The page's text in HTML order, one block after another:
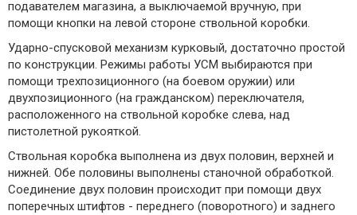
подавателем магазина, а выключаемой вручную, при
помощи кнопки на левой стороне ствольной коробки.
Ударно-спусковой механизм курковый, достаточно простой
по конструкции. Режимы работы УСМ выбираются при
помощи трехпозиционного (на боевом оружии) или
двухпозиционного (на гражданском) переключателя,
расположенного на ствольной коробке слева, над
пистолетной рукояткой.
Ствольная коробка выполнена из двух половин, верхней и
нижней. Обе половины выполнены станочной обработкой.
Соединение двух половин происходит при помощи двух
поперечных штифтов - переднего (поворотного) и заднего